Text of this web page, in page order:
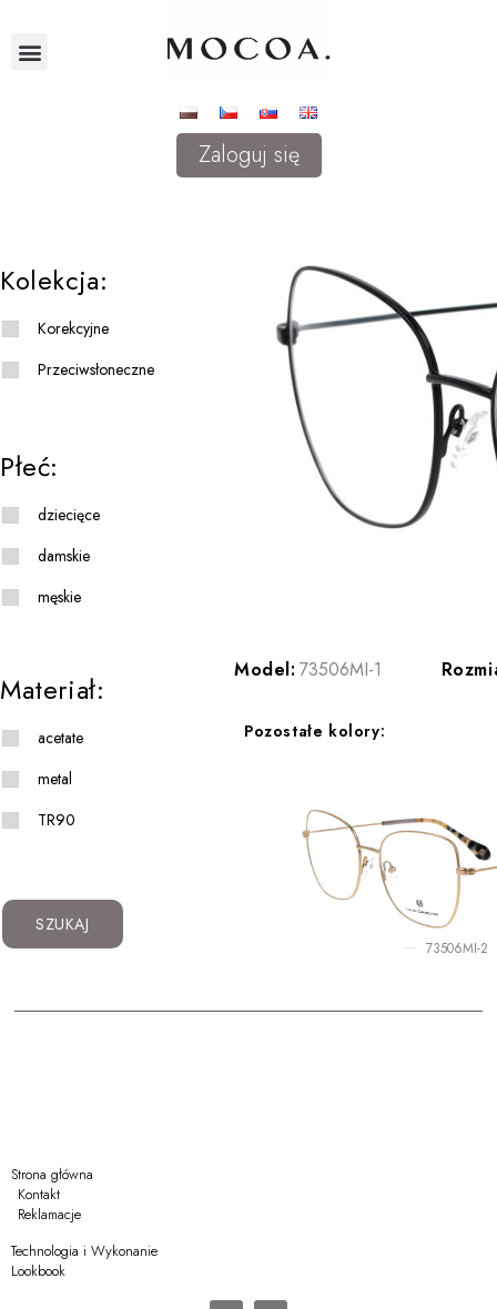
Zaloguj się
Kolekcja:
Korekcyjne
Przeciwsłoneczne
Płeć:
dziecięce
damskie
męskie
Materiał:
acetate
metal
TR90
SZUKAJ
Model: 73506MI-1
Pozostałe kolory:
73506MI-2
Strona główna
Kontakt
Reklamacje
Technologia i Wykonanie
Lookbook